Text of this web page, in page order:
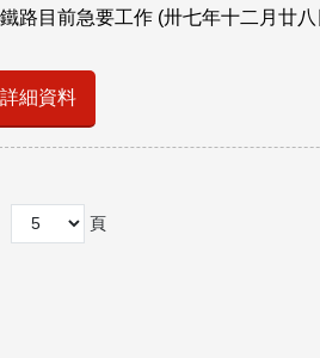
路目前急要工作 (卅七年十二月廿八
詳細資料
頁